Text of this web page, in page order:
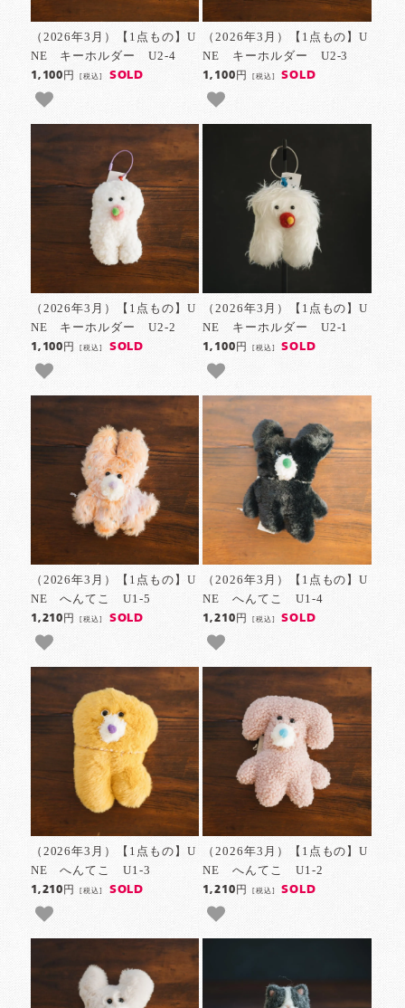
（2026年3月）【1点もの】U
NE キーホルダー U2-4
1,100円[税込] SOLD
（2026年3月）【1点もの】U
NE キーホルダー U2-3
1,100円 [税込] SOLD
（2026年3月）【1点もの】U
NE キーホルダー U2-2
1,100円[税込] SOLD
（2026年3月）【1点もの】U
NE キーホルダー U2-1
1,100円 [税込] SOLD
（2026年3月）【1点もの】U
NE へんてこ U1-5
1,210円[税込] SOLD
（2026年3月）【1点もの】U
NE へんてこ U1-4
1,210円 [税込] SOLD
（2026年3月）【1点もの】U
NE へんてこ U1-3
1,210円[税込] SOLD
（2026年3月）【1点もの】U
NE へんてこ U1-2
1,210円 [税込] SOLD